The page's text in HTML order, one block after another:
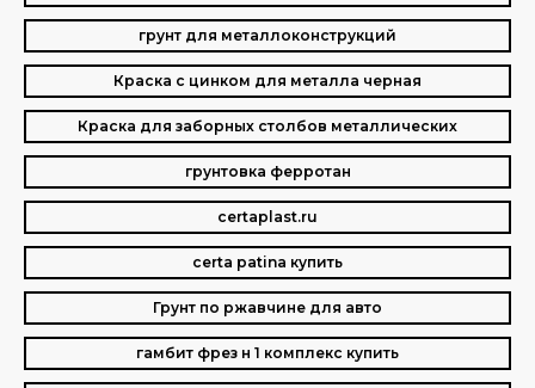
грунт для металлоконструкций
Краска с цинком для металла черная
Краска для заборных столбов металлических
грунтовка ферротан
certaplast.ru
certa patina купить
Грунт по ржавчине для авто
гамбит фрез н 1 комплекс купить